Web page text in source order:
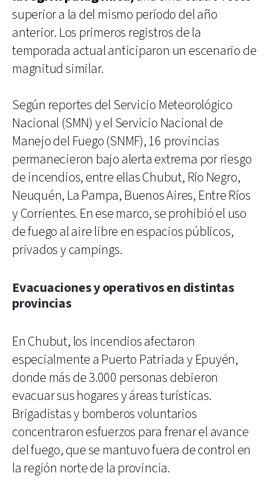
superior a la del mismo período del año
anterior. Los primeros registros de la
temporada actual anticiparon un escenario de
magnitud similar.
Según reportes del Servicio Meteorológico
Nacional (SMN) y el Servicio Nacional de
Manejo del Fuego (SNMF), 16 provincias
permanecieron bajo alerta extrema por riesgo
de incendios, entre ellas Chubut, Río Negro,
Neuquén, La Pampa, Buenos Aires, Entre Ríos
y Corrientes. En ese marco, se prohibió el uso
de fuego al aire libre en espacios públicos,
privados y campings.
Evacuaciones y operativos en distintas
provincias
En Chubut, los incendios afectaron
especialmente a Puerto Patriada y Epuyén,
donde más de 3.000 personas debieron
evacuar sus hogares y áreas turísticas.
Brigadistas y bomberos voluntarios
concentraron esfuerzos para frenar el avance
del fuego, que se mantuvo fuera de control en
la región norte de la provincia.